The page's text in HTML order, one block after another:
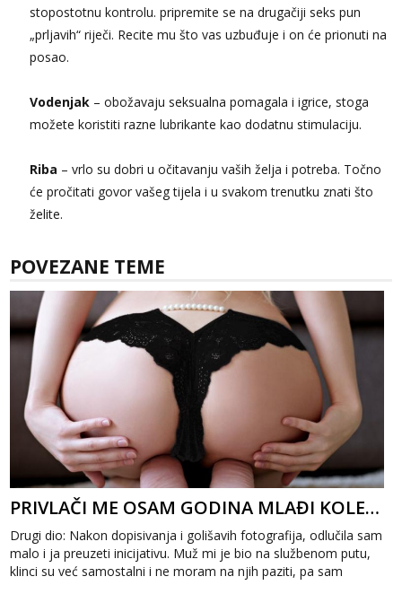
Tel:064/677-677- Kod: #123
Tel:064/677-677- Kod: #142
tel:0,93€ - mob:1,12€ min
stopostotnu kontrolu. pripremite se na drugačiji seks pun
„prljavih“ riječi. Recite mu što vas uzbuđuje i on će prionuti na
posao.
Vodenjak – obožavaju seksualna pomagala i igrice, stoga
možete koristiti razne lubrikante kao dodatnu stimulaciju.
Riba – vrlo su dobri u očitavanju vaših želja i potreba. Točno
će pročitati govor vašeg tijela i u svakom trenutku znati što
želite.
POVEZANE TEME
PRIVLAČI ME OSAM GODINA MLAĐI KOLEGA 2
Drugi dio: Nakon dopisivanja i golišavih fotografija, odlučila sam
malo i ja preuzeti inicijativu. Muž mi je bio na službenom putu,
klinci su već samostalni i ne moram na njih paziti, pa sam